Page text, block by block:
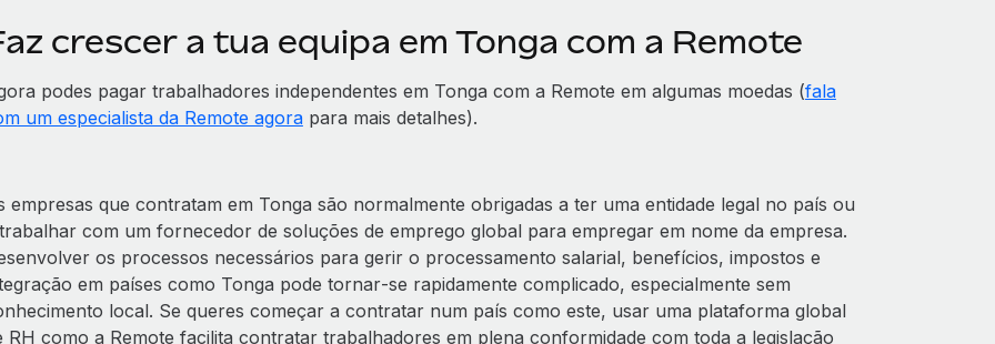
crescer a tua equipa em Tonga com a Remote
podes pagar trabalhadores independentes em Tonga com a Remote em algumas moedas (fala
um especialista da Remote agorapara mais detalhes).
empresas que contratam em Tonga são normalmente obrigadas a ter uma entidade legal no país ou
com um fornecedor de soluções de emprego global para empregar em nome da empresa.
os processos necessários para gerir o processamento salarial, benefícios, impostos e
em países como Tonga pode tornar‑se rapidamente complicado, especialmente sem
local. Se queres começar a contratar num país como este, usar uma plataforma global
RH como a Remote facilita contratar trabalhadores em plena conformidade com toda a legislação